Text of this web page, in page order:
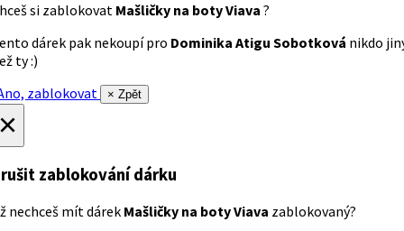
si zablokovat Mašličky na boty Viava ?
dárek pak nekoupí pro Dominika Atigu Sobotková nikdo
ty :)
zablokovat
× Zpět
zablokování dárku
nechceš mít dárek Mašličky na boty Viava zablokovaný?